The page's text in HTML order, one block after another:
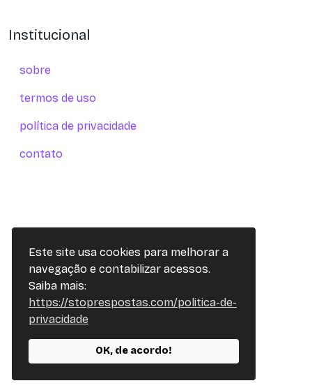
Este site usa cookies para melhorar a
navegação e contabilizar acessos.
Saiba mais:
https://stoprespostas.com/politica-de-
privacidade
OK, de acordo!
Institucional
sobre
termos de uso
política de privacidade
contato